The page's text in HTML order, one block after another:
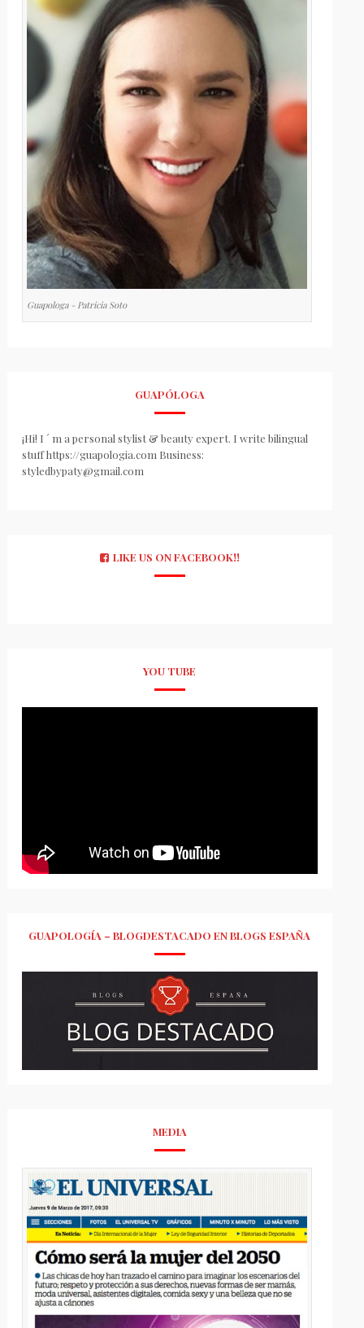
Guapologa - Patricia Soto
GUAPÓLOGA
¡Hi! I ´ m a personal stylist & beauty expert. I write bilingual
stuff https://guapologia.com Business:
styledbypaty@gmail.com
LIKE US ON FACEBOOK!!
YOU TUBE
GUAPOLOGÍA – BLOGDESTACADO EN BLOGS ESPAÑA
MEDIA